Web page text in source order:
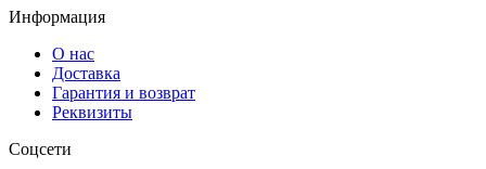
Информация
О нас
Доставка
Гарантия и возврат
Реквизиты
Соцсети